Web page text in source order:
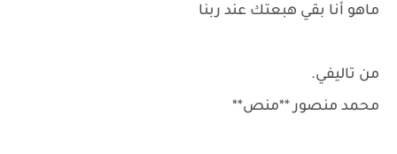
ماهو أنا بقي هبعتك عند ربنا
من تاليفي.
محمد منصور **منص**